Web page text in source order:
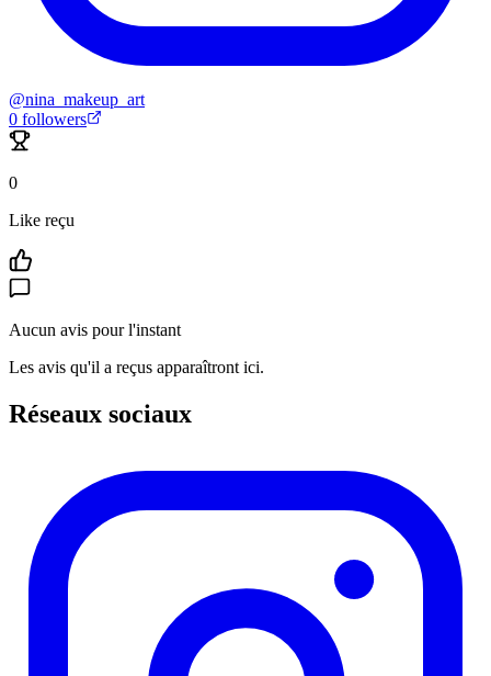
@nina_makeup_art
0 followers
0
Like reçu
Aucun avis pour l'instant
Les avis qu'il a reçus apparaîtront ici.
Réseaux sociaux